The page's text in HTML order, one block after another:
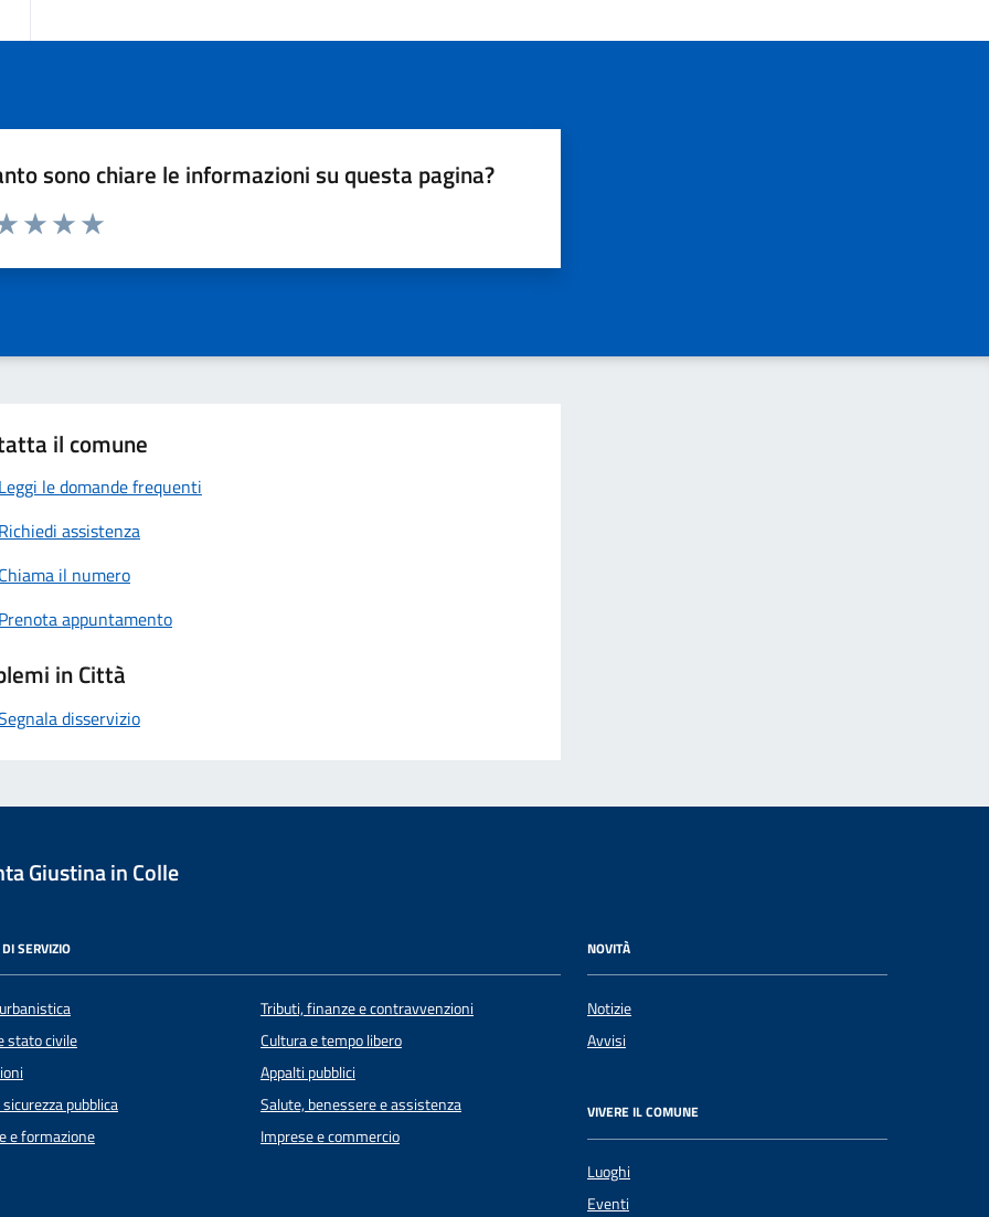
sono chiare le informazioni su questa pagina?
da 1 a 5 stelle la pagina
il comune
Leggi le domande frequenti
Richiedi assistenza
Chiama il numero
Prenota appuntamento
in Città
disservizio
Giustina in Colle
SERVIZIO
stato civile
pubblica
e formazione
Tributi, finanze e contravvenzioni
Cultura e tempo libero
Appalti pubblici
Salute, benessere e assistenza
Imprese e commercio
NOVITÀ
Notizie
Avvisi
VIVERE IL COMUNE
Luoghi
Eventi